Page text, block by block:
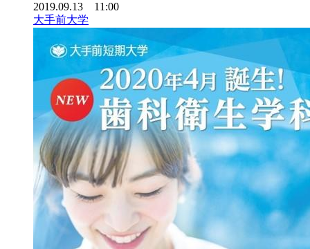
2019.09.13 11:00
大手前大学